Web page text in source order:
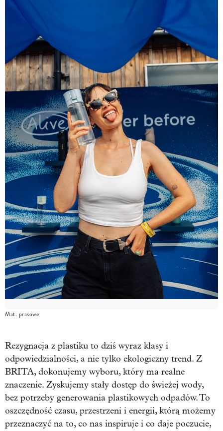
Mat. prasowe
Rezygnacja z plastiku to dziś wyraz klasy i
odpowiedzialności, a nie tylko ekologiczny trend. Z
BRITA, dokonujemy wyboru, który ma realne
znaczenie. Zyskujemy stały dostęp do świeżej wody,
bez potrzeby generowania plastikowych odpadów. To
oszczędność czasu, przestrzeni i energii, którą możemy
przeznaczyć na to, co nas inspiruje i co daje poczucie,